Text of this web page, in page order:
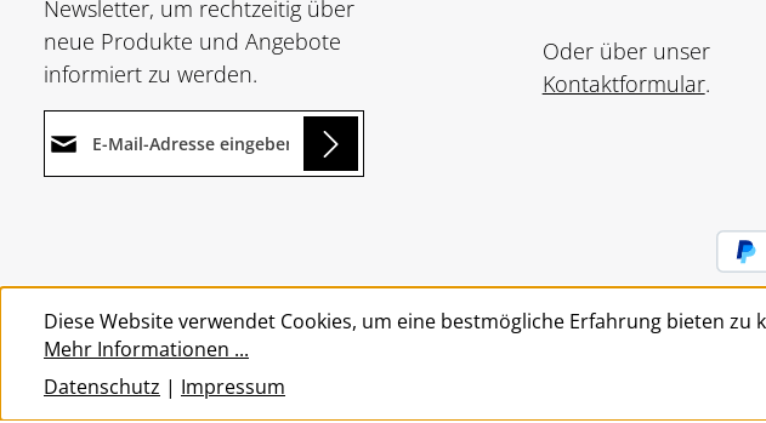
Newsletter, um rechtzeitig über
neue Produkte und Angebote
informiert zu werden.
zur Kenntnis genommen und
dieAGBgelesen und bin mit
ihnen einverstanden.
Loading...
die oben abgebildeten Zeichen
ein*
Pflichtfelder.
Oder über unser
Kontaktformular.
© 2026 Wolkengarage - with Alle Preise inkl.
Diese Website verwendet Cookies, um eine bestmögliche Erfahrung bieten zu
Mehr Informationen ...
Datenschutz | Impressum